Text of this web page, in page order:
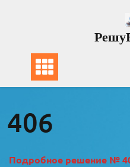
406
Подробное решение №